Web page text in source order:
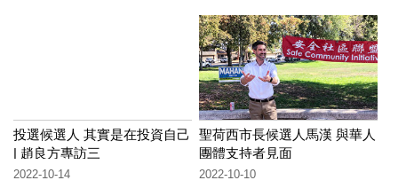
投選候選人 其實是在投資自己
| 趙良方專訪三
2022-10-14
聖荷西市長候選人馬漢 與華人
團體支持者見面
2022-10-10